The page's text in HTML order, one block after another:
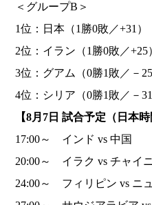
＜グループB＞
1位：日本（1勝0敗／+31）
2位：イラン（1勝0敗／+25
3位：グアム（0勝1敗／－25
4位：シリア（0勝1敗／－31
【8月7日 試合予定（日本時
17:00～ インド vs 中国
20:00～ イラク vs チャイ
24:00～ フィリピン vs ニ